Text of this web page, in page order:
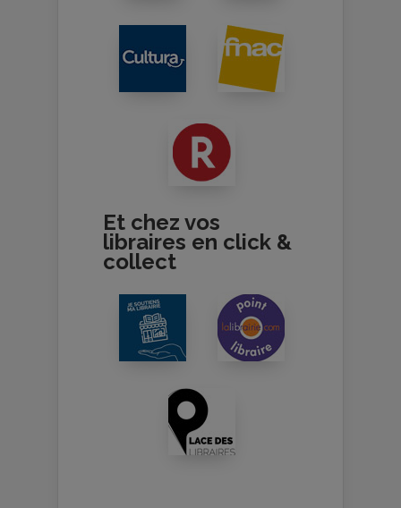
Et chez vos
libraires en click &
collect